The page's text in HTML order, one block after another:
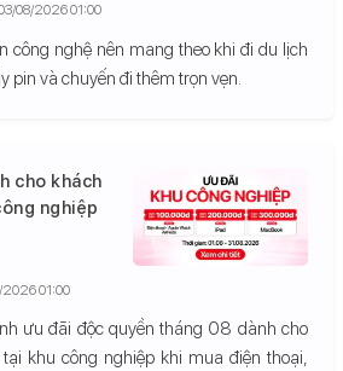
công nghệ nên mang theo khi đi du lịch
pin và chuyến đi thêm trọn vẹn.
08/2026 01:00
cho khách
nghiệp
ưu đãi độc quyền tháng 08 dành cho
khu công nghiệp khi mua điện thoại,
2026 01:00